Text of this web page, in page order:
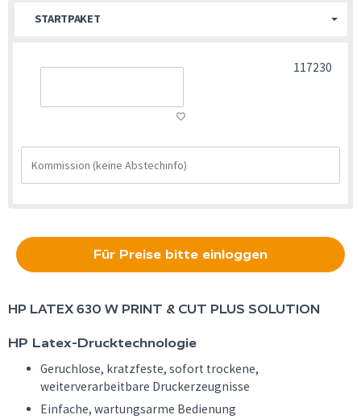
STARTPAKET
117230
Für Preise bitte einloggen
HP LATEX 630 W PRINT & CUT PLUS SOLUTION
HP Latex-Drucktechnologie
Geruchlose, kratzfeste, sofort trockene,
weiterverarbeitbare Druckerzeugnisse
Einfache, wartungsarme Bedienung